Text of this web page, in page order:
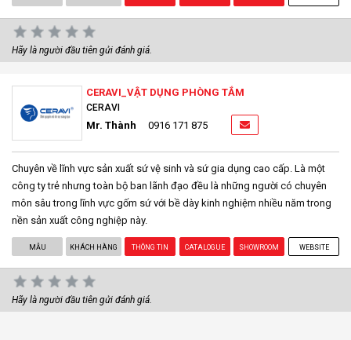
Hãy là người đầu tiên gửi đánh giá.
CERAVI_VẬT DỤNG PHÒNG TẮM
CERAVI
Mr. Thành 0916 171 875
Chuyên về lĩnh vực sản xuất sứ vệ sinh và sứ gia dụng cao cấp. Là một
công ty trẻ nhưng toàn bộ ban lãnh đạo đều là những người có chuyên
môn sâu trong lĩnh vực gốm sứ với bề dày kinh nghiệm nhiều năm trong
nền sản xuất công nghiệp này.
MẪU KHÁCH HÀNG THÔNG TIN CATALOGUE SHOWROOM WEBSITE
Hãy là người đầu tiên gửi đánh giá.